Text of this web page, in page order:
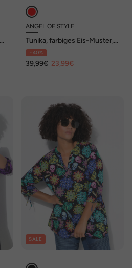
ANGEL OF STYLE
Tunika, farbiges Eis-Muster,
Langarm
- 40%
39,99€ 23,99€
SALE